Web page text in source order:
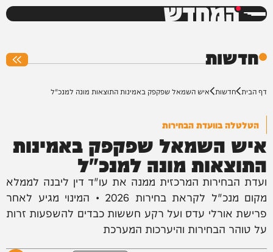
המחדש
חדשות
דף הבית חדשות איש השמאל שפקפק באמינות התוצאות מונה למנכ"ל
הטלטלה בוועדת הבחירות
איש השמאל שפקפק באמינות
התוצאות מונה למנכ"ל
ועדת הבחירות המרכזית ממנה את עו"ד דין ליבנה לממלא
מקום מנכ"ל לקראת בחירות 2026 • המינוי מגיע לאחר
פרישת אורלי עדס ועל רקע חששות כבדים להשפעות זרות
על טוהר הבחירות והיערכות המערכת